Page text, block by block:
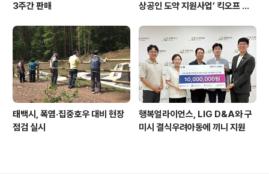
3주간 판매
상공인 도약 지원사업’ 킥오프 캠
태백시, 폭염·집중호우 대비 현장
점검 실시
행복얼라이언스, LIG D&A와 구
미시 결식우려아동에 끼니 지원